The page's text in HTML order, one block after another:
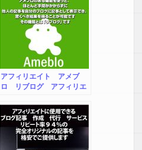
アフィリエイト アメブ
ロ リブログ アフィリエ
SEO アクセスアップ